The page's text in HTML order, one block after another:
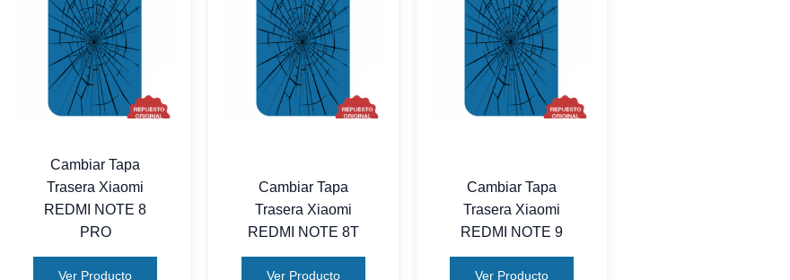
Cambiar Tapa
Trasera Xiaomi
REDMI NOTE 8
PRO
Ver Producto
Cambiar Tapa
Trasera Xiaomi
REDMI NOTE 8T
Ver Producto
Cambiar Tapa
Trasera Xiaomi
REDMI NOTE 9
Ver Producto